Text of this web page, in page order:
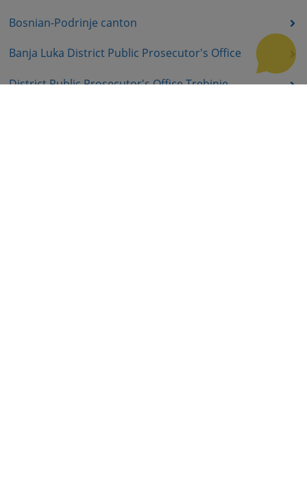
Bosnian-Podrinje canton
Banja Luka District Public Prosecutor's Office
District Public Prosecutor's Office Trebinje